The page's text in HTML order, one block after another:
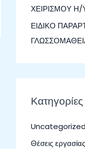
ΧΕΙΡΙΣΜΟΥ Η/
ΕΙΔΙΚΟ
Κατηγορίες
Uncategorized
Θέσεις εργασίας